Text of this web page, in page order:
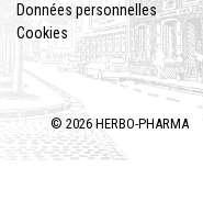
Données personnelles
Cookies
© 2026 HERBO-PHARMA